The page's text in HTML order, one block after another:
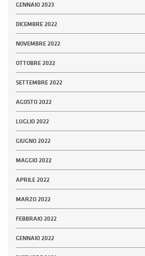
GENNAIO 2023
DICEMBRE 2022
NOVEMBRE 2022
OTTOBRE 2022
SETTEMBRE 2022
AGOSTO 2022
LUGLIO 2022
GIUGNO 2022
MAGGIO 2022
APRILE 2022
MARZO 2022
FEBBRAIO 2022
GENNAIO 2022